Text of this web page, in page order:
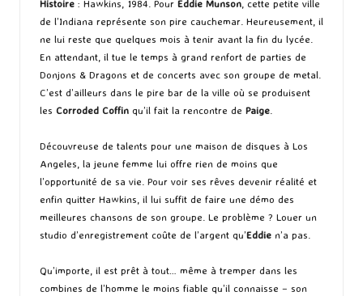
Histoire : Hawkins, 1984. Pour Eddie Munson, cette petite ville
de l’Indiana représente son pire cauchemar. Heureusement, il
ne lui reste que quelques mois à tenir avant la fin du lycée.
En attendant, il tue le temps à grand renfort de parties de
Donjons & Dragons et de concerts avec son groupe de metal.
C’est d’ailleurs dans le pire bar de la ville où se produisent
les Corroded Coffin qu’il fait la rencontre de Paige.
Découvreuse de talents pour une maison de disques à Los
Angeles, la jeune femme lui offre rien de moins que
l’opportunité de sa vie. Pour voir ses rêves devenir réalité et
enfin quitter Hawkins, il lui suffit de faire une démo des
meilleures chansons de son groupe. Le problème ? Louer un
studio d’enregistrement coûte de l’argent qu’Eddie n’a pas.
Qu’importe, il est prêt à tout… même à tremper dans les
combines de l’homme le moins fiable qu’il connaisse – son